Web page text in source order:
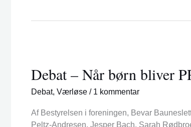
Debat – Når børn bliver
Debat, Værløse / 1 kommentar
Af Bestyrelsen i foreningen, Bevar
Peltz-Andresen, Jesper Bach, Sarah
Når
børn
bliver
–